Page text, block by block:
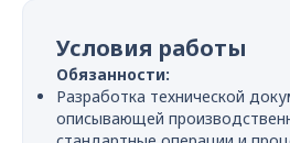
Условия работы
Обязанности:
Разработка технической
описывающей